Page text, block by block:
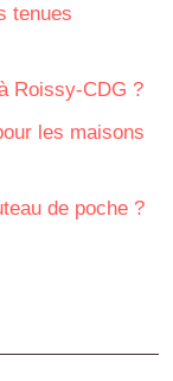
tenues
Roissy-CDG ?
les maisons
de poche ?